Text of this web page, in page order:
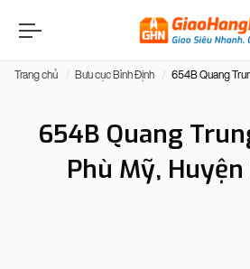
Trang chủ Bưu cục Bình Định 654B Quang
654B Quang
Phù Mỹ,